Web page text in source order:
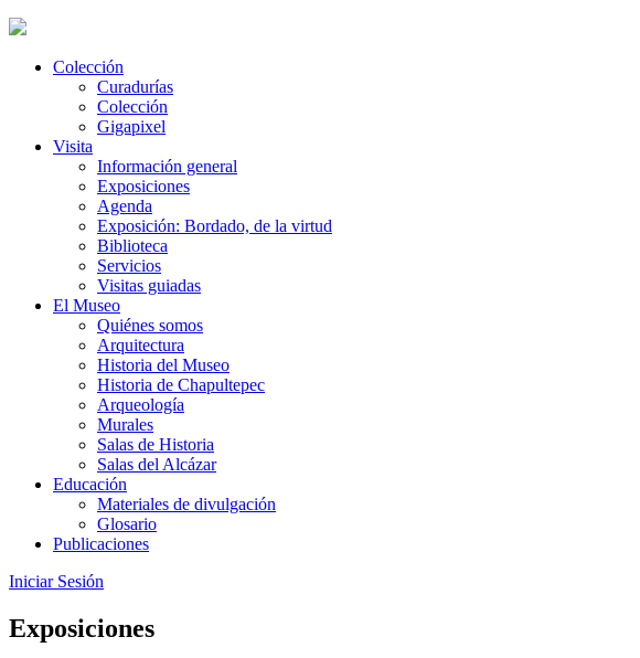
Colección
Curadurías
Colección
Gigapixel
Visita
Información general
Exposiciones
Agenda
Exposición: Bordado, de la virtud
Biblioteca
Servicios
Visitas guiadas
El Museo
Quiénes somos
Arquitectura
Historia del Museo
Historia de Chapultepec
Arqueología
Murales
Salas de Historia
Salas del Alcázar
Educación
Materiales de divulgación
Glosario
Publicaciones
Iniciar Sesión
Exposiciones